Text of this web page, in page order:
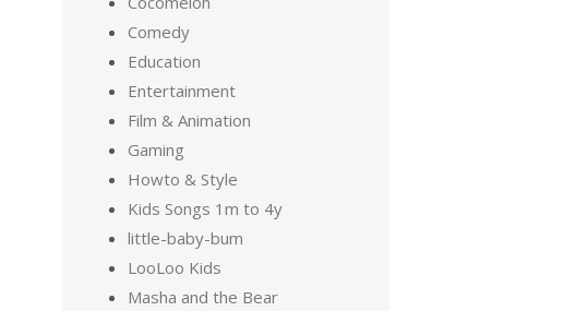
Comedy
Education
Entertainment
Film & Animation
Gaming
Howto & Style
Kids Songs 1m to 4y
little-baby-bum
LooLoo Kids
Masha and the Bear